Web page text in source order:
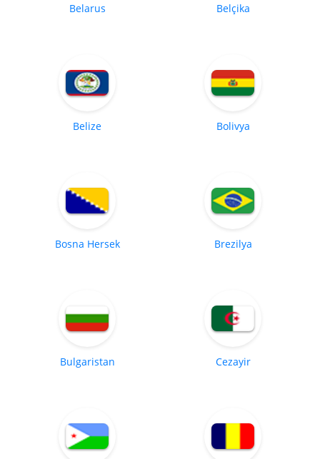
Belarus Belçika
Belize Bolivya
Bosna Hersek Brezilya
Bulgaristan Cezayir